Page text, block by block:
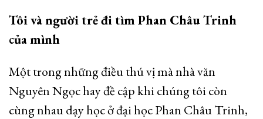
Tôi và người trẻ đi tìm Phan Châu Trinh
của mình
Một trong những điều thú vị mà nhà văn
Nguyên Ngọc hay đề cập khi chúng tôi còn
cùng nhau dạy học ở đại học Phan Châu Trinh,